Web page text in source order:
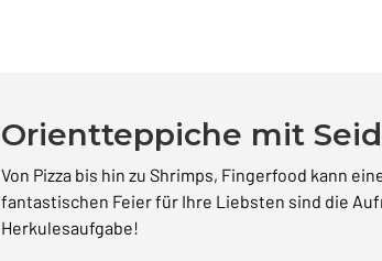
Orientteppiche mit
Von Pizza bis hin zu Shrimps, Fingerfood kann
fantastischen Feier für Ihre Liebsten sind die
Herkulesaufgabe!